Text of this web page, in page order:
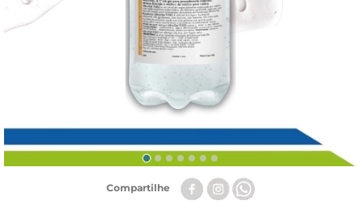
Compartilhe